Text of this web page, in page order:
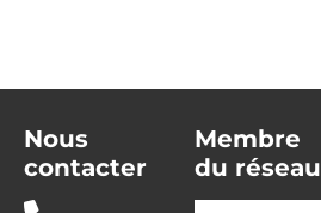
Nous
contacter
Membre
du réseau